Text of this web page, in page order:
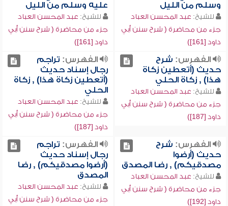
وسلم من الليل
للشيخ: عبد المحسن العباد
جزء من محاضرة ( شرح سنن أبي
داود [161])
عليه وسلم من الليل
للشيخ: عبد المحسن العباد
جزء من محاضرة ( شرح سنن أبي
داود [161])
الفهرس: شرح
حديث (أتعطين زكاة
هذا) , زكاة الحلي
للشيخ: عبد المحسن العباد
جزء من محاضرة ( شرح سنن أبي
داود [187])
الفهرس: تراجم
رجال إسناد حديث
(أتعطين زكاة هذا) , زكاة
الحلي
للشيخ: عبد المحسن العباد
جزء من محاضرة ( شرح سنن أبي
داود [187])
الفهرس: شرح
حديث (أرضوا
مصدقيكم) , رضا المصدق
للشيخ: عبد المحسن العباد
جزء من محاضرة ( شرح سنن أبي
داود [192])
الفهرس: تراجم
رجال إسناد حديث
(أرضوا مصدقيكم) , رضا
المصدق
للشيخ: عبد المحسن العباد
جزء من محاضرة ( شرح سنن أبي